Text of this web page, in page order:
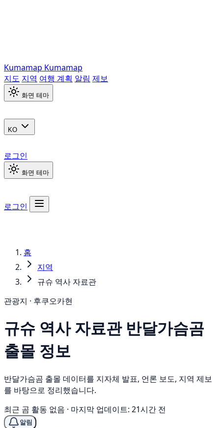
Kumamap Kumamap
지도 지역 여행 계획 알림 제보
화면 테마
KO
로그인
화면 테마
로그인
홈
지역
규슈 역사 자료관
관광지 · 후쿠오카현
규슈 역사 자료관 반달가슴곰
출몰 정보
반달가슴곰 출몰 데이터를 지자체 발표, 언론 보도, 지역 제보
를 바탕으로 정리했습니다.
최근 곰 활동 없음 · 마지막 업데이트: 21시간 전
알림